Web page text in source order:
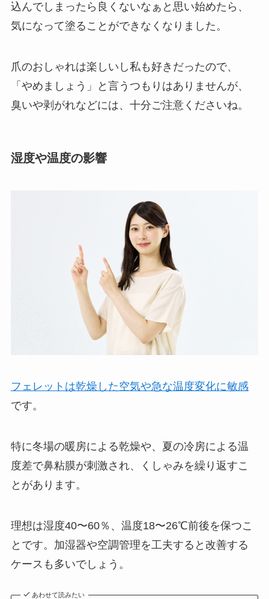
込んでしまったら良くないなぁと思い始めたら、
気になって塗ることができなくなりました。
爪のおしゃれは楽しいし私も好きだったので、
「やめましょう」と言うつもりはありませんが、
臭いや剥がれなどには、十分ご注意くださいね。
湿度や温度の影響
フェレットは乾燥した空気や急な温度変化に敏感
です。
特に冬場の暖房による乾燥や、夏の冷房による温
度差で鼻粘膜が刺激され、くしゃみを繰り返すこ
とがあります。
理想は湿度40〜60％、温度18〜26℃前後を保つこ
とです。加湿器や空調管理を工夫すると改善する
ケースも多いでしょう。
あわせて読みたい